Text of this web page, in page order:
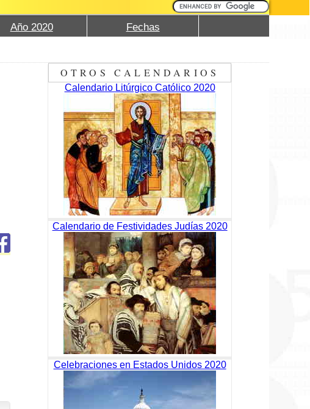
Año 2020 Fechas
OTROS CALENDARIOS
Calendario Litúrgico Católico 2020
Calendario de Festividades Judías 2020
Celebraciones en Estados Unidos 2020